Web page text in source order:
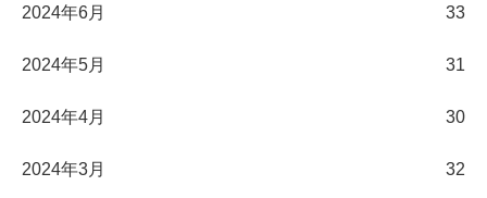
2024年6月 33
2024年5月 31
2024年4月 30
2024年3月 32